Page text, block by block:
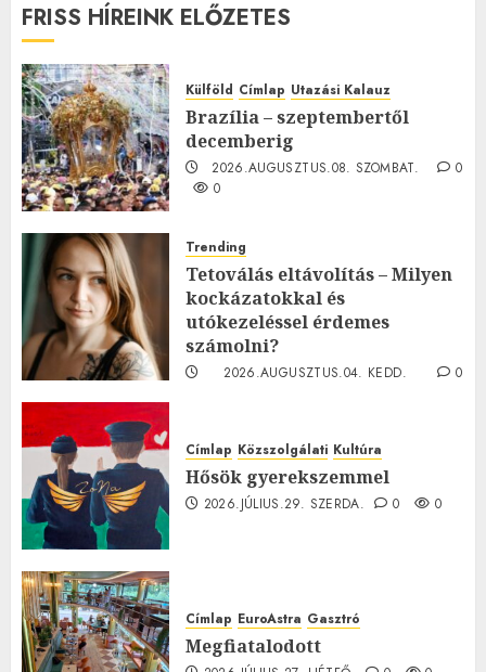
FRISS HÍREINK ELŐZETES
Külföld Címlap Utazási Kalauz
Brazília – szeptembertől
decemberig
2026.AUGUSZTUS.08. SZOMBAT.
0
0
Trending
Tetoválás eltávolítás – Milyen
kockázatokkal és
utókezeléssel érdemes
számolni?
2026.AUGUSZTUS.04. KEDD.
0
Címlap Közszolgálati Kultúra
Hősök gyerekszemmel
2026.JÚLIUS.29. SZERDA. 0 0
Címlap EuroAstra Gasztró
Megfiatalodott